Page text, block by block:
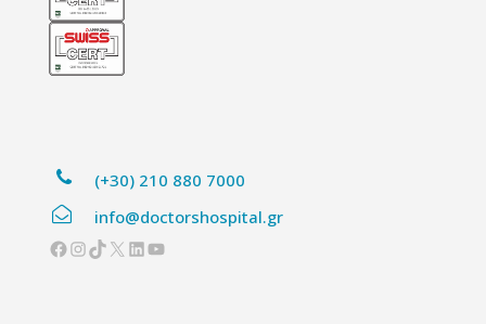
(+30) 210 880 7000
info@doctorshospital.gr
Facebook
Instagram
TikTok
X Linkedin
YouTube